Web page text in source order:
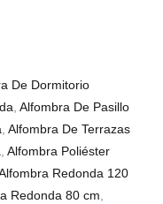
De Dormitorio
, Alfombra De Pasillo
, Alfombra De Terrazas
, Alfombra Poliéster
Redonda 120
Redonda 80 cm,